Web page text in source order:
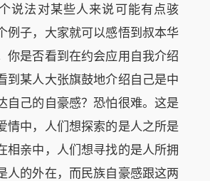
说法对某些人来说可能有点骇
例子，大家就可以感悟到叔本华
你是否看到在约会应用自我介绍
到某人大张旗鼓地介绍自己是中
自己的自豪感？恐怕很难。这是
情中，人们想探索的是人之所是
相亲中，人们想寻找的是人所拥
人的外在，而民族自豪感跟这两